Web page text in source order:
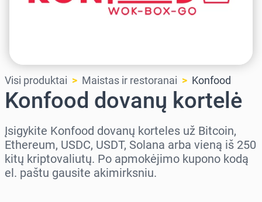
Visi produktai Maistas ir restoranai Konfood
Konfood dovanų kortelė
Įsigykite Konfood dovanų korteles už Bitcoin,
Ethereum, USDC, USDT, Solana arba vieną iš 250
kitų kriptovaliutų. Po apmokėjimo kupono kodą
el. paštu gausite akimirksniu.